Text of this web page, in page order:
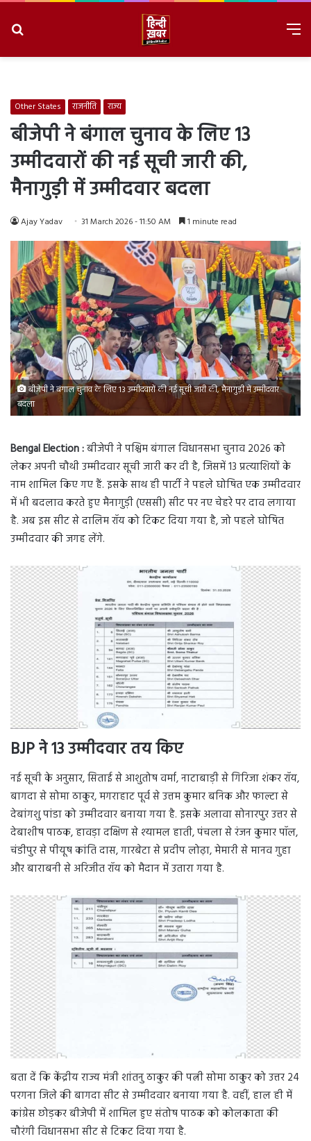
Other States राजनीति राज्य
बीजेपी ने बंगाल चुनाव के लिए 13
उम्मीदवारों की नई सूची जारी की,
मैनागुड़ी में उम्मीदवार बदला
Ajay Yadav 31 March 2026 - 11:50 AM 1 minute read
बीजेपी ने बंगाल चुनाव के लिए 13 उम्मीदवारों की नई सूची जारी की, मैनागुड़ी में उम्मीदवार
बदला
Bengal Election :बीजेपी ने पश्चिम बंगाल विधानसभा चुनाव 2026 को
लेकर अपनी चौथी उम्मीदवार सूची जारी कर दी है, जिसमें 13 प्रत्याशियों के
नाम शामिल किए गए हैं. इसके साथ ही पार्टी ने पहले घोषित एक उम्मीदवार
में भी बदलाव करते हुए मैनागुड़ी (एससी) सीट पर नए चेहरे पर दाव लगाया
है. अब इस सीट से दालिम रॉय को टिकट दिया गया है, जो पहले घोषित
उम्मीदवार की जगह लेंगे.
BJP ने 13 उम्मीदवार तय किए
नई सूची के अनुसार, सिताई से आशुतोष वर्मा, नाटाबाड़ी से गिरिजा शंकर रॉय,
बागदा से सोमा ठाकुर, मगराहाट पूर्व से उत्तम कुमार बनिक और फाल्टा से
देबांगशु पांडा को उम्मीदवार बनाया गया है. इसके अलावा सोनारपुर उत्तर से
देबाशीष पाठक, हावड़ा दक्षिण से श्यामल हाती, पंचला से रंजन कुमार पॉल,
चंडीपुर से पीयूष कांति दास, गारबेटा से प्रदीप लोढ़ा, मेमारी से मानव गुहा
और बाराबनी से अरिजीत रॉय को मैदान में उतारा गया है.
बता दें कि केंद्रीय राज्य मंत्री शांतनु ठाकुर की पत्नी सोमा ठाकुर को उत्तर 24
परगना जिले की बागदा सीट से उम्मीदवार बनाया गया है. वहीं, हाल ही में
कांग्रेस छोड़कर बीजेपी में शामिल हुए संतोष पाठक को कोलकाता की
चौरंगी विधानसभा सीट से टिकट दिया गया है.